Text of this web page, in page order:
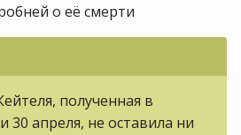
о её смерти
полученная в
30 апреля, не оставила ни